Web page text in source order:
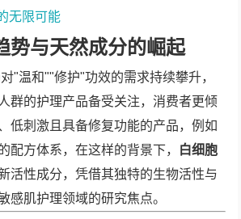
无限可能
势与天然成分的崛起
"温和""修护"功效的需求持续攀升，
群的护理产品备受关注，消费者更倾
低刺激且具备修复功能的产品，例如
配方体系，在这样的背景下， 白细胞
活性成分，凭借其独特的生物活性与
感肌护理领域的研究焦点。